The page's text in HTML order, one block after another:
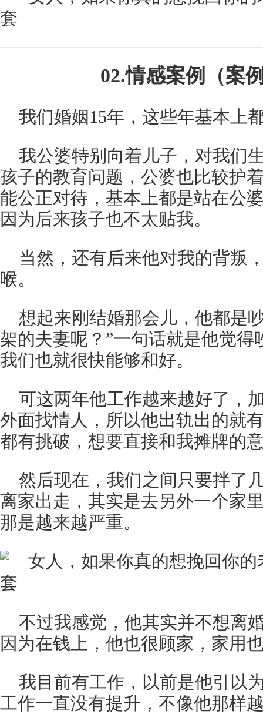
02.情感案例（案
我们婚姻15年，这些年基本上
我公婆特别向着儿子，对我们
孩子的教育问题，公婆也比较护
能公正对待，基本上都是站在公
因为后来孩子也不太贴我。
当然，还有后来他对我的背叛
喉。
想起来刚结婚那会儿，他都是
架的夫妻呢？”一句话就是他觉
我们也就很快能够和好。
可这两年他工作越来越好了，
外面找情人，所以他出轨出的就
都有挑破，想要直接和我摊牌的
然后现在，我们之间只要拌了
离家出走，其实是去另外一个家
那是越来越严重。
不过我感觉，他其实并不想离
因为在钱上，他也很顾家，家用
我目前有工作，以前是他引以
工作一直没有提升，不像他那样